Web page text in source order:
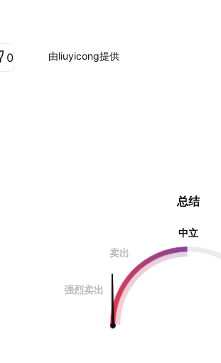
0 由liuyicong提供
总结
中立
卖出
强烈卖出